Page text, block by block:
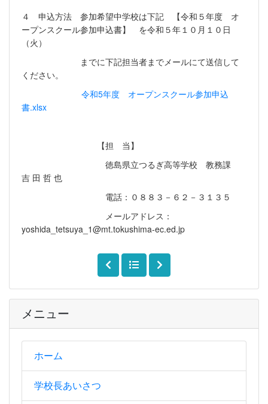
メニュー
ホーム
学校長あいさつ
４ 申込方法 参加希望中学校は下記 【令和５年度 オ
ープンスクール参加申込書】 を令和５年１０月１０日
（火）
までに下記担当者までメールにて送信して
ください。
令和5年度 オープンスクール参加申込
書.xlsx
【担 当】
徳島県立つるぎ高等学校 教務課
吉 田 哲 也
電話：０８８３－６２－３１３５
メールアドレス：
yoshida_tetsuya_1@mt.tokushima-ec.ed.jp